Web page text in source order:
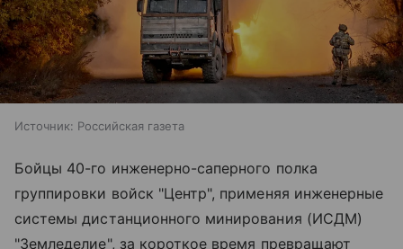
Источник: Российская газета
Бойцы 40-го инженерно-саперного полка
группировки войск "Центр", применяя инженерные
системы дистанционного минирования (ИСДМ)
"Земледелие", за короткое время превращают